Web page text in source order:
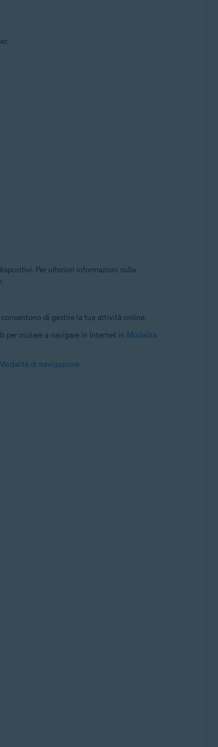
Per ulteriori informazioni sulla
.
di gestire la tua attività online.
per iniziare a navigare in Internet in Modalità
Modalità di navigazione.